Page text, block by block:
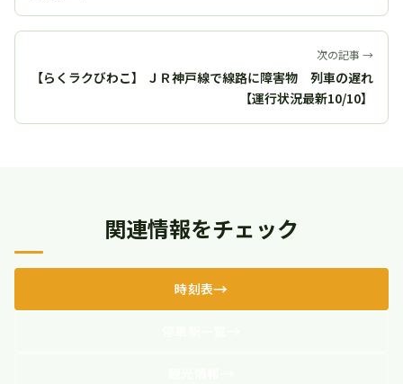
次の記事 →
【らくラクびわこ】 ＪＲ神戸線で線路に障害物 列車の遅れ
【運行状況最新10/10】
関連情報をチェック
時刻表